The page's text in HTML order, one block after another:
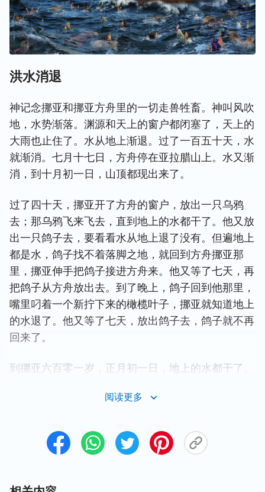
洪水消退
神记念挪亚和挪亚方舟里的一切走兽牲畜。神叫风吹
地，水势渐落。渊源和天上的窗户都闭塞了，天上的
大雨也止住了。水从地上渐退。过了一百五十天，水
就渐消。七月十七日，方舟停在亚拉腊山上。水又渐
消，到十月初一日，山顶都现出来了。
过了四十天，挪亚开了方舟的窗户，放出一只乌鸦
去；那乌鸦飞来飞去，直到地上的水都干了。他又放
出一只鸽子去，要看看水从地上退了没有。但遍地上
都是水，鸽子找不着落脚之地，就回到方舟挪亚那
里，挪亚伸手把鸽子接进方舟来。他又等了七天，再
把鸽子从方舟放出去。到了晚上，鸽子回到他那里，
嘴里叼着一个新拧下来的橄榄叶子，挪亚就知道地上
的水退了。他又等了七天，放出鸽子去，鸽子就不再
回来了。
到挪亚六百零一岁，正月初一日，地上的水都干了。
二十七日，地就都干了。神对挪亚说：你和你的妻
活物，就是飞鸟、牲畜，和一切爬在地上的昆虫，都
要带出来，叫它在地上多多滋生，大大兴旺。于是挪
虫、飞鸟，和地上所有的动物，各从其类，也都出了
阅读更多